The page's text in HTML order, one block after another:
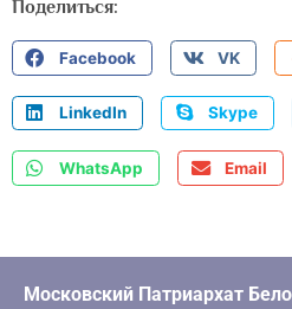
Поделиться:
Facebook VK
LinkedIn Skype
WhatsApp Email
Московский Патриархат